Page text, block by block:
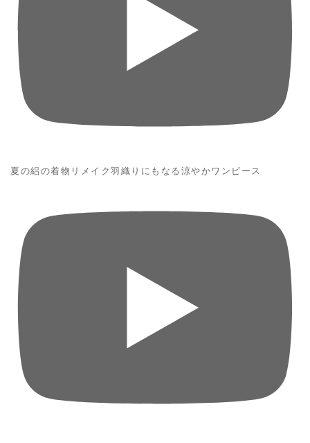
夏の絽の着物リメイク羽織りにもなる涼やかワンピース